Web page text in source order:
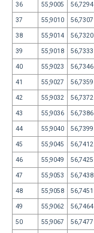
36
55,9005 56,7294
37
55,9010 56,7307
38
55,9014 56,7320
39
55,9018 56,7333
40
55,9023 56,7346
41
55,9027 56,7359
42
55,9032 56,7372
43
55,9036 56,7386
44
55,9040 56,7399
45
55,9045 56,7412
46
55,9049 56,7425
47
55,9053 56,7438
48
55,9058 56,7451
49
55,9062 56,7464
50
55,9067 56,7477